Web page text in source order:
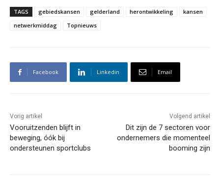
TAGS gebiedskansen gelderland herontwikkeling
kansen
netwerkmiddag
Topnieuws
Facebook Linkedin Email
Vorig artikel
Vooruitzenden blijft in
beweging, óók bij
ondersteunen sportclubs
Volgend artikel
Dit zijn de 7 sectoren voor
ondernemers die momenteel
booming zijn